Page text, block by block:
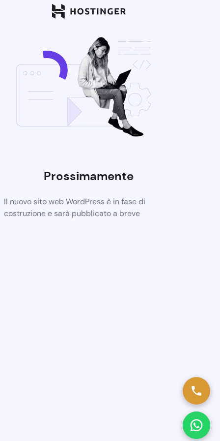
Prossimamente
Il nuovo sito web WordPress è in fase di
costruzione e sarà pubblicato a breve